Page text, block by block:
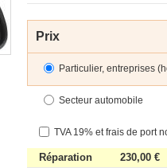
Prix
Particulier, entreprises
Secteur automobile
TVA 19% et frais de port
Réparation 230,00 €